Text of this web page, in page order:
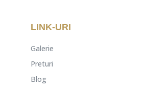
LINK-URI
Galerie
Preturi
Blog